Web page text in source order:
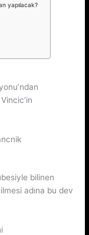
yapılacak?
bilinen
adına bu dev